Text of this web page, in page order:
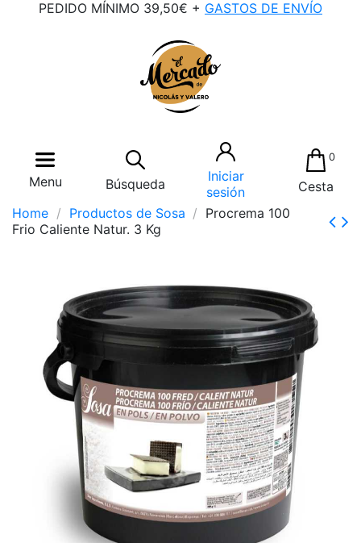
PEDIDO MÍNIMO 39,50€ + GASTOS DE ENVÍO
Menu Búsqueda
Iniciar
sesión
0
Cesta
Home
Productos de Sosa
Procrema 100
Frio Caliente Natur. 3 Kg